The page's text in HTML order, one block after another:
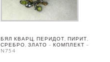
БЯЛ КВАРЦ, ПЕРИДОТ, ПИРИТ,
СРЕБРО, ЗЛАТО – КОМПЛЕКТ –
N754